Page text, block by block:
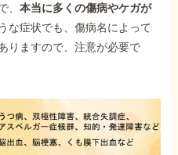
、本当に多くの傷病やケガが
な症状でも、傷病名によって
りますので、注意が必要で